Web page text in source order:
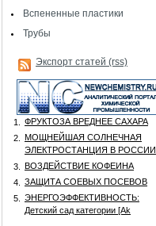
Вспененные пластики
Трубы
Экспорт статей (rss)
1.
ФРУКТОЗА ВРЕДНЕЕ САХАРА
2.
МОЩНЕЙШАЯ СОЛНЕЧНАЯ
ЭЛЕКТРОСТАНЦИЯ В РОССИИ
3.
ВОЗДЕЙСТВИЕ КОФЕИНА
4.
ЗАЩИТА СОЕВЫХ ПОСЕВОВ
5.
ЭНЕРГОЭФФЕКТИВНОСТЬ:
Детский сад категории [Аk